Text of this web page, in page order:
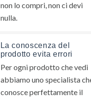
non lo compri, non ci devi
nulla.
La conoscenza del
prodotto evita errori
Per ogni prodotto che vedi
abbiamo uno specialista
conosce perfettamente il